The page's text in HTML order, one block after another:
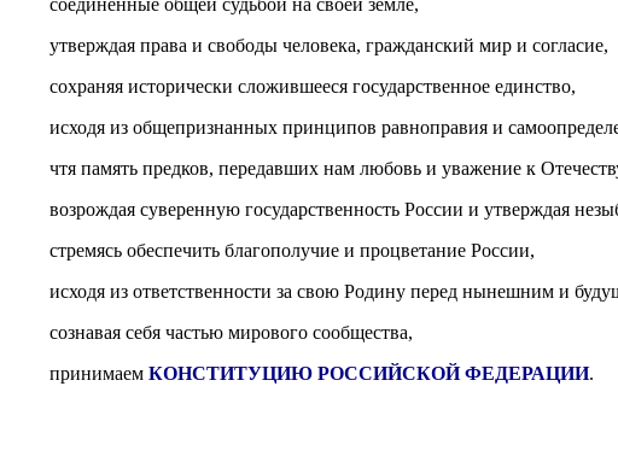
соединенные общей судьбой на своей земле,
утверждая права и свободы человека, гражданский мир и согласие,
сохраняя исторически сложившееся государственное единство,
исходя из общепризнанных принципов равноправия и
чтя память предков, передавших нам любовь и уважение к
возрождая суверенную государственность России и утверждая
стремясь обеспечить благополучие и процветание России,
исходя из ответственности за свою Родину перед нынешним и
сознавая себя частью мирового сообщества,
принимаем КОНСТИТУЦИЮ РОССИЙСКОЙ ФЕДЕРАЦИИ.